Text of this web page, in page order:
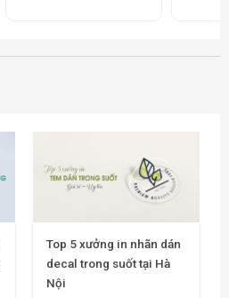
Top 5 xưởng in nhãn dán
decal trong suốt tại Hà
Nội